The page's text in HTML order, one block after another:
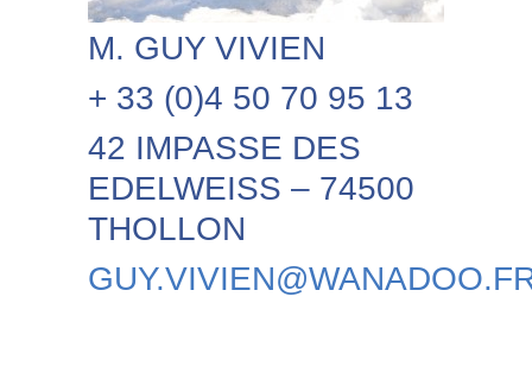
M. GUY VIVIEN
+ 33 (0)4 50 70 95 13
42 IMPASSE DES
EDELWEISS – 74500
THOLLON